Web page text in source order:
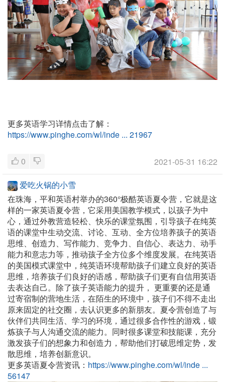
更多英语学习详情点击了解：
https://www.pinghe.com/wl/inde ... 21967
0
2021-05-31 16:22
爱吃火锅的小雪
在珠海，平和英语村举办的360°极酷英语夏令营，它就是这
样的一家英语夏令营，它采用美国教学模式，以孩子为中
心，通过外教营造轻松、快乐的课堂氛围，引导孩子在纯英
语的课堂中生动交流、讨论、互动、全方位培养孩子的英语
思维、创造力、写作能力、竞争力、自信心、表达力、动手
能力和意志力等，推动孩子全方位多个维度发展。在纯英语
的美国模式课堂中，纯英语环境帮助孩子们建立良好的英语
思维，培养孩子们良好的语感，帮助孩子们更有自信用英语
去表达自己。除了孩子英语能力的提升， 更重要的还是通
过寄宿制的营地生活，在陌生的环境中，孩子们不得不走出
原来固定的社交圈，去认识更多的新朋友。夏令营创造了与
伙伴们共同生活、学习的环境，通过很多合作性的游戏，锻
炼孩子与人沟通交流的能力。同时很多课堂和技能课，充分
激发孩子们的想象力和创造力，帮助他们打破思维定势，发
散思维，培养创新意识。
更多英语夏令营资讯： https://www.pinghe.com/wl/inde ...
56147